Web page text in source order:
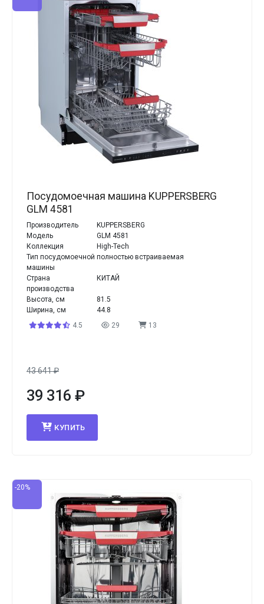
Посудомоечная машина KUPPERSBERG
GLM 4581
Производитель
KUPPERSBERG
Модель
GLM 4581
Коллекция
High-Tech
Тип посудомоечной
машины
полностью встраиваемая
Страна
производства
КИТАЙ
Высота, см
81.5
Ширина, см
44.8
4.5
29 13
43 641₽
39 316 ₽
КУПИТЬ
-20%